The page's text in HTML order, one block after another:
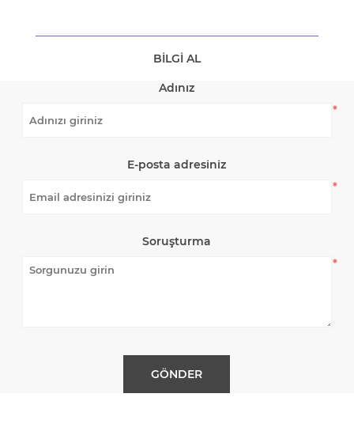
BILGI AL
Adınız
*
E-posta adresiniz
*
Soruşturma
*